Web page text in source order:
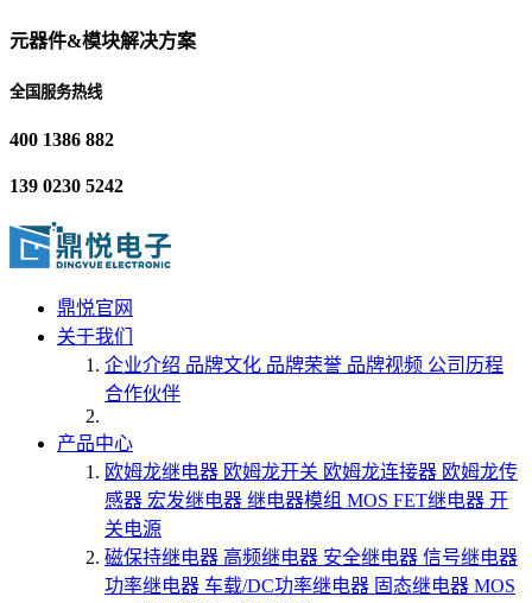
元器件&模块解决方案
全国服务热线
400 1386 882
139 0230 5242
鼎悦官网
关于我们
企业介绍 品牌文化 品牌荣誉 品牌视频 公司历程
合作伙伴
产品中心
欧姆龙继电器 欧姆龙开关 欧姆龙连接器 欧姆龙传
感器 宏发继电器 继电器模组 MOS FET继电器 开
关电源
磁保持继电器 高频继电器 安全继电器 信号继电器
功率继电器 车载/DC功率继电器 固态继电器 MOS